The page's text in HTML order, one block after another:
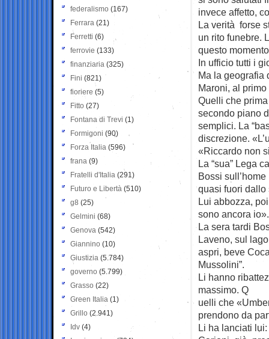
invece affetto,
La verità forse
un rito funebre.
questo
In ufficio tutti i
Ma la geografia
Maroni, al
Quelli che
secondo piano
semplici. La
discrezione.
«Riccardo non
La “sua” Lega
Bossi
quasi fuori dallo
Lui abbozza,
sono ancora io».
La sera tardi
Laveno, sul
aspri, beve
Mussolini”.
Li hanno
massimo. Q
uelli che
prendono da
Li ha lanciati
federalismo (167)
Ferrara (21)
Ferretti (6)
ferrovie (133)
finanziaria (325)
Fini (821)
fioriere (5)
Fitto (27)
Fontana di Trevi (1)
Formigoni (90)
Forza Italia (596)
frana (9)
Fratelli d'Italia (291)
Futuro e Libertà (510)
g8 (25)
Gelmini (68)
Genova (542)
Giannino (10)
Giustizia (5.784)
governo (5.799)
Grasso (22)
Green Italia (1)
Grillo (2.941)
Idv (4)